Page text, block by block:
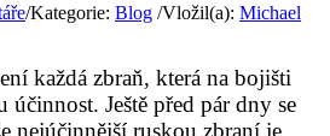
/Kategorie: Blog /Vložil(a): Michael
každá zbraň, která na bojišti
Ještě před pár dny se
nejúčinnější ruskou zbraní je